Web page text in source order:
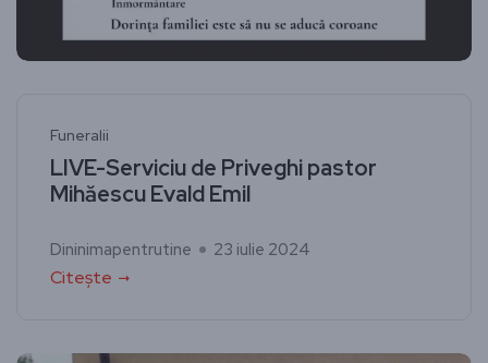
Funeralii
LIVE-Serviciu de Priveghi pastor
Mihăescu Evald Emil
Dininimapentrutine 23 iulie 2024
Citește